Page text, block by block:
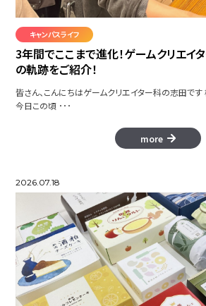
GlowSeeker
HAMUND
僕だけの世界
アニメーション集
健康～
キャンパスライフ
3年間でここまで進化！ゲームクリエイ
の軌跡をご紹介！
皆さん、こんにちはゲームクリエイター科の志田で
今日この頃 ･･･
more
2026.07.18